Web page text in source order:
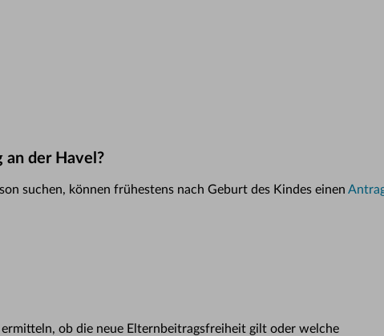
an der Havel?
suchen, können frühestens nach Geburt des Kindes einen
ob die neue Elternbeitragsfreiheit gilt oder welche